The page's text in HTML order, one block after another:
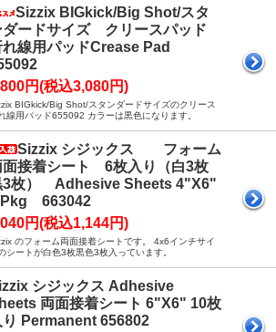
Sizzix BIGkick/Big Shot/スタ
ダードサイズ クリースパッド
れ線用パッドCrease Pad
円(税込3,080円)
BIGkick/Big Shot/スタンダードサイズのクリース
線用パッド655092 カラーは黒色になります。
Sizzix シジックス フォーム
面接着シート 6枚入り（白3枚
3枚） Adhesive Sheets 4"X6"
663042
円(税込1,144円)
のフォーム両面接着シートです。 4x6インチサイ
シートが白色3枚黒色3枚入っています。
シジックス Adhesive
両面接着シート 6"X6" 10枚
り Permanent 656802